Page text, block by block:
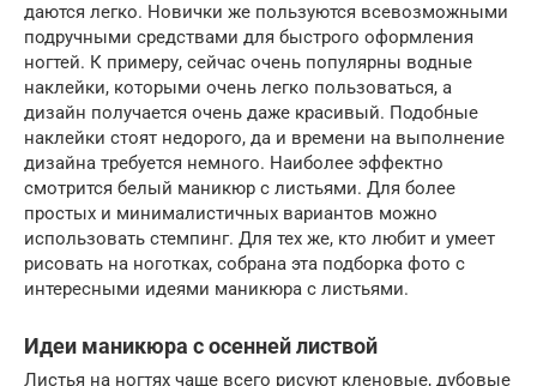
даются легко. Новички же пользуются всевозможными
подручными средствами для быстрого оформления
ногтей. К примеру, сейчас очень популярны водные
наклейки, которыми очень легко пользоваться, а
дизайн получается очень даже красивый. Подобные
наклейки стоят недорого, да и времени на выполнение
дизайна требуется немного. Наиболее эффектно
смотрится белый маникюр с листьями. Для более
простых и минималистичных вариантов можно
использовать стемпинг. Для тех же, кто любит и умеет
рисовать на ноготках, собрана эта подборка фото с
интересными идеями маникюра с листьями.
Идеи маникюра с осенней листвой
Листья на ногтях чаще всего рисуют кленовые, дубовые